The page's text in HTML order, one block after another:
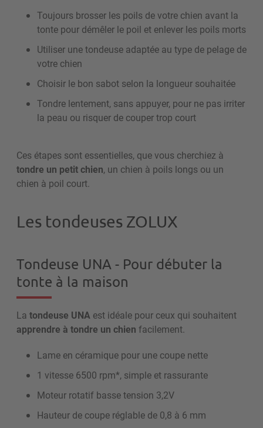
Toujours brosser les poils de votre chien avant la
tonte pour démêler le poil et enlever les poils morts
Utiliser une tondeuse adaptée au type de pelage de
votre chien
Choisir le bon sabot selon la longueur souhaitée
Tondre lentement, sans appuyer, pour ne pas irriter
la peau ou risquer de couper trop court
Ces étapes sont essentielles, que vous cherchiez à
tondre un petit chien, un chien à poils longs ou un
chien à poil court.
Les tondeuses ZOLUX
Tondeuse UNA - Pour débuter la
tonte à la maison
La tondeuse UNA est idéale pour ceux qui souhaitent
apprendre à tondre un chien facilement.
Lame en céramique pour une coupe nette
1 vitesse 6500 rpm*, simple et rassurante
Moteur rotatif basse tension 3,2V
Hauteur de coupe réglable de 0,8 à 6 mm